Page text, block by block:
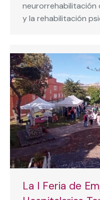
neurorrehabilitación
y la rehabilitación
La I Feria de